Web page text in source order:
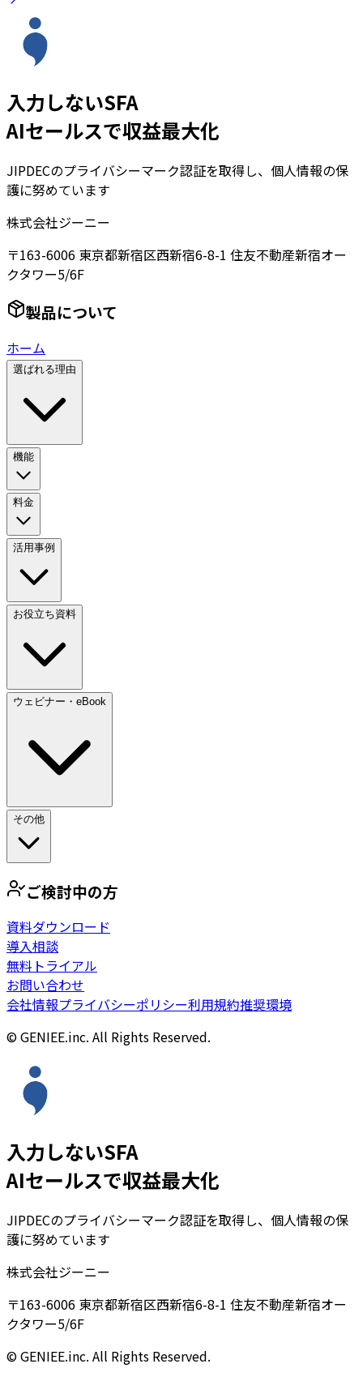
入力しないSFA
AIセールスで収益最大化
JIPDECのプライバシーマーク認証を取得し、個人情報の保
護に努めています
株式会社ジーニー
〒163-6006 東京都新宿区西新宿6-8-1 住友不動産新宿オー
クタワー5/6F
製品について
ホーム
選ばれる理由
機能
料金
活用事例
お役立ち資料
ウェビナー・eBook
その他
ご検討中の方
資料ダウンロード
導入相談
無料トライアル
お問い合わせ
会社情報プライバシーポリシー利用規約推奨環境
© GENIEE.inc. All Rights Reserved.
入力しないSFA
AIセールスで収益最大化
JIPDECのプライバシーマーク認証を取得し、個人情報の保
護に努めています
株式会社ジーニー
〒163-6006 東京都新宿区西新宿6-8-1 住友不動産新宿オー
クタワー5/6F
© GENIEE.inc. All Rights Reserved.